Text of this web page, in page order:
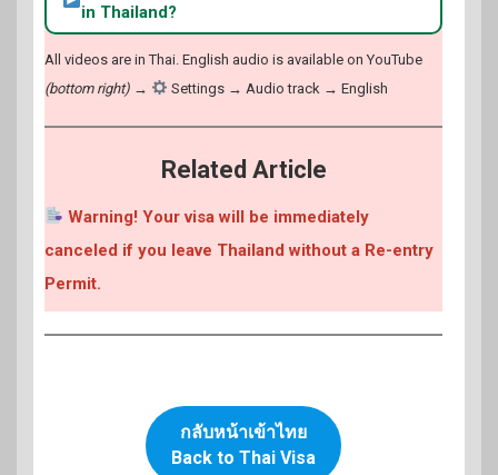
in Thailand?
All videos are in Thai. English audio is available on YouTube
(bottom right) → Settings → Audio track → English
Related Article
Warning! Your visa will be immediately
canceled if you leave Thailand without a Re-entry
Permit.
กลับหน้าเข้าไทย
Back to Thai Visa